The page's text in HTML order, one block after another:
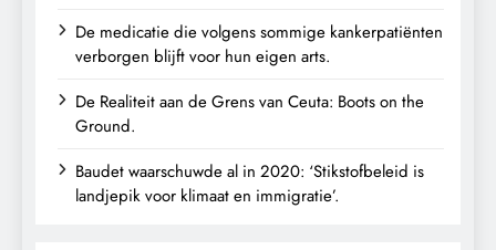
De medicatie die volgens sommige kankerpatiënten
verborgen blijft voor hun eigen arts.
De Realiteit aan de Grens van Ceuta: Boots on the
Ground.
Baudet waarschuwde al in 2020: ‘Stikstofbeleid is
landjepik voor klimaat en immigratie’.